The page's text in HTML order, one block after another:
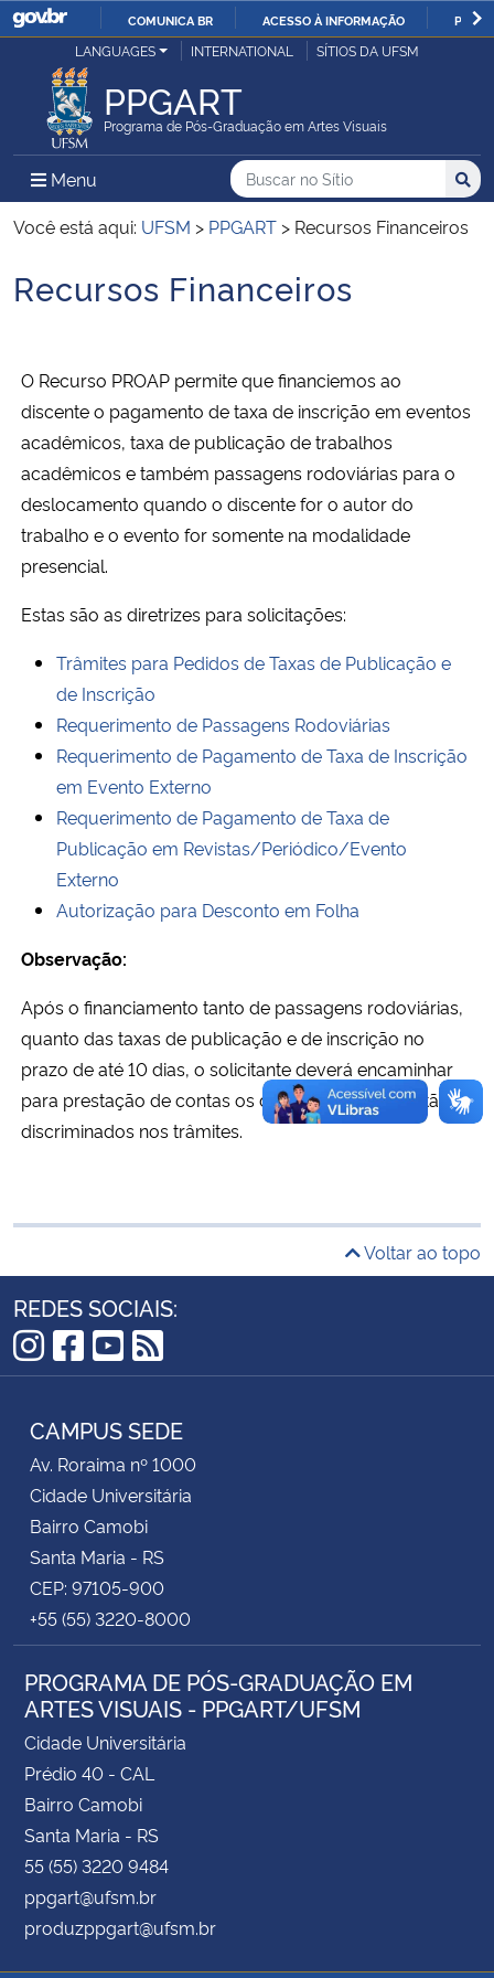
IR
COMUNICA BR ACESSO À INFORMAÇÃO
Ministério da Justiça e Segurança Pública
Ministério da Defesa
Ministério das Relações Exteriores
Ministério da Economia
Ministério da Agricultura, Pecuária e Abastecimento
Ministério da Educação
Ministério da Cidadania
Ministério da Saúde
Ministério da Ciência, Tecnologia, Inovações e Comunicações
Ministério do Meio Ambiente
Ministério do Desenvolvimento Regional
Controladoria-Geral da União
Secretaria-Geral
Secretaria de Governo
Banco Central do Brasil
Planalto
LANGUAGES INTERNATIONAL SÍTIOS DA UFSM
PPGART
Programa de Pós-Graduação em Artes Visuais
Menu Menu Principal do Sítio
Busca
Buscar no no Sítio
Busca:
Você está aqui: UFSM > PPGART > Recursos Financeiros
Início do conteúdo
Recursos Financeiros
O Recurso PROAP permite que financiemos ao
discente o pagamento de taxa de inscrição em eventos
acadêmicos, taxa de publicação de trabalhos
acadêmicos e também passagens rodoviárias para o
deslocamento quando o discente for o autor do
trabalho e o evento for somente na modalidade
presencial.
Estas são as diretrizes para solicitações:
Trâmites para Pedidos de Taxas de Publicação e
de Inscrição
Requerimento de Passagens Rodoviárias
Requerimento de Pagamento de Taxa de Inscrição
em Evento Externo
Requerimento de Pagamento de Taxa de
Publicação em Revistas/Periódico/Evento
Externo
Autorização para Desconto em Folha
Observação:
Após o financiamento tanto de passagens rodoviárias,
quanto das taxas de publicação e de inscrição no
prazo de até 10 dias, o solicitante deverá encaminhar
para prestação de contas os documentos que estão
discriminados nos trâmites.
Voltar ao topo
REDES SOCIAIS:
Instagram
Facebook
YouTube
RSS
CAMPUS SEDE
Av. Roraima nº 1000
Cidade Universitária
Bairro Camobi
Santa Maria - RS
CEP: 97105-900
+55 (55) 3220-8000
PROGRAMA DE PÓS-GRADUAÇÃO EM
ARTES VISUAIS - PPGART/UFSM
Cidade Universitária
Prédio 40 - CAL
Bairro Camobi
Santa Maria - RS
55 (55) 3220 9484
ppgart@ufsm.br
produzppgart@ufsm.br